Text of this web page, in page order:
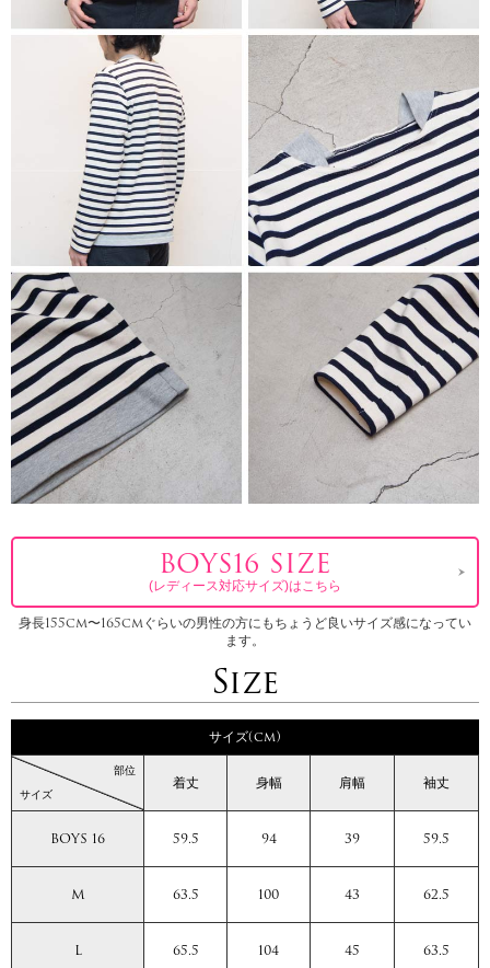
BOYS16 SIZE
(レディース対応サイズ)はこちら
身長155cm〜165cmぐらいの男性の方にもちょうど良いサイズ感になってい
ます。
Size
サイズ(cm)
サイズ
部位
着丈 身幅 肩幅 袖丈
BOYS 16 59.5 94 39 59.5
M 63.5 100 43 62.5
L 65.5 104 45 63.5